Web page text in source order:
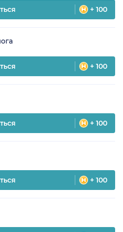
+ 100
+ 100
+ 100
+ 100